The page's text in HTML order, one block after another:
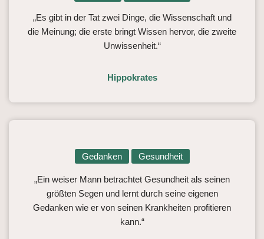
„Es gibt in der Tat zwei Dinge, die Wissenschaft und
die Meinung; die erste bringt Wissen hervor, die zweite
Unwissenheit.“
Hippokrates
Gedanken Gesundheit
„Ein weiser Mann betrachtet Gesundheit als seinen
größten Segen und lernt durch seine eigenen
Gedanken wie er von seinen Krankheiten profitieren
kann.“